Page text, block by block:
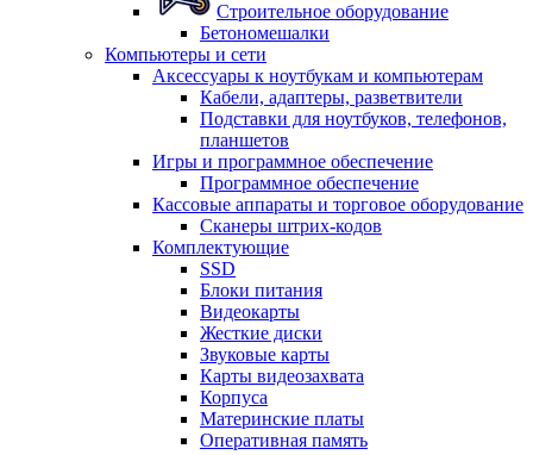
Строительное оборудование
Бетономешалки
Компьютеры и сети
Аксессуары к ноутбукам и компьютерам
Кабели, адаптеры, разветвители
Подставки для ноутбуков, телефонов,
планшетов
Игры и программное обеспечение
Программное обеспечение
Кассовые аппараты и торговое оборудование
Сканеры штрих-кодов
Комплектующие
SSD
Блоки питания
Видеокарты
Жесткие диски
Звуковые карты
Карты видеозахвата
Корпуса
Материнские платы
Оперативная память